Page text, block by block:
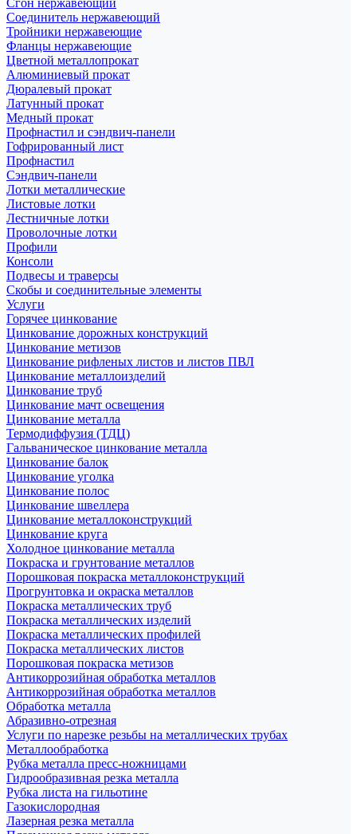
Сгон нержавеющий
Соединитель нержавеющий
Тройники нержавеющие
Фланцы нержавеющие
Цветной металлопрокат
Алюминиевый прокат
Дюралевый прокат
Латунный прокат
Медный прокат
Профнастил и сэндвич-панели
Гофрированный лист
Профнастил
Сэндвич-панели
Лотки металлические
Листовые лотки
Лестничные лотки
Проволочные лотки
Профили
Консоли
Подвесы и траверсы
Скобы и соединительные элементы
Услуги
Горячее цинкование
Цинкование дорожных конструкций
Цинкование метизов
Цинкование рифленых листов и листов ПВЛ
Цинкование металлоизделий
Цинкование труб
Цинкование мачт освещения
Цинкование металла
Термодиффузия (ТДЦ)
Гальваническое цинкование металла
Цинкование балок
Цинкование уголка
Цинкование полос
Цинкование швеллера
Цинкование металлоконструкций
Цинкование круга
Холодное цинкование металла
Покраска и грунтование металлов
Порошковая покраска металлоконструкций
Прогрунтовка и окраска металлов
Покраска металлических труб
Покраска металлических изделий
Покраска металлических профилей
Покраска металлических листов
Порошковая покраска метизов
Антикоррозийная обработка металлов
Антикоррозийная обработка металлов
Обработка металла
Абразивно-отрезная
Услуги по нарезке резьбы на металлических трубах
Металлообработка
Рубка металла пресс-ножницами
Гидрообразивная резка металла
Рубка листа на гильотине
Газокислородная
Лазерная резка металла